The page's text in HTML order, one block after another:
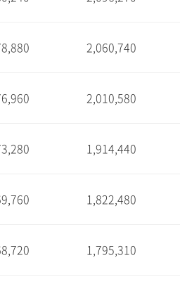
2,060,740
2,010,580
1,914,440
1,822,480
1,795,310